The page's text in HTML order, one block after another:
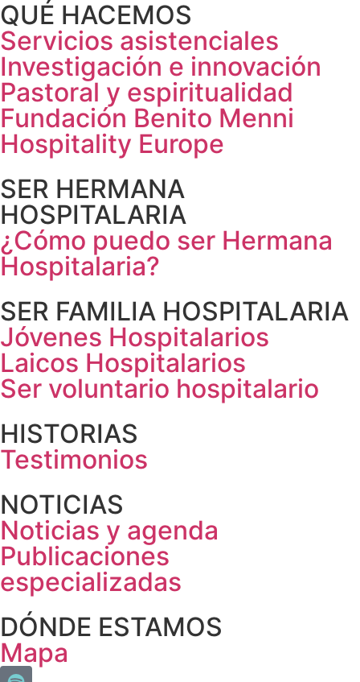
QUÉ HACEMOS
Servicios asistenciales
Investigación e innovación
Pastoral y espiritualidad
Fundación Benito Menni
Hospitality Europe
SER HERMANA
HOSPITALARIA
¿Cómo puedo ser Hermana
Hospitalaria?
SER FAMILIA HOSPITALARIA
Jóvenes Hospitalarios
Laicos Hospitalarios
Ser voluntario hospitalario
HISTORIAS
Testimonios
NOTICIAS
Noticias y agenda
Publicaciones
especializadas
DÓNDE ESTAMOS
Mapa